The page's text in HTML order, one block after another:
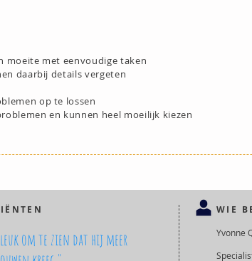
moeite met eenvoudige taken
daarbij details vergeten
op te lossen
en kunnen heel moeilijk kiezen
WIE
Yvonne
om te zien dat hij meer